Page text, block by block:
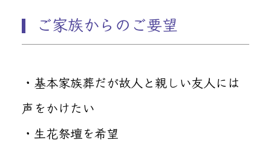
ご家族からのご要望
・基本家族葬だが故人と親しい友人には
声をかけたい
・生花祭壇を希望